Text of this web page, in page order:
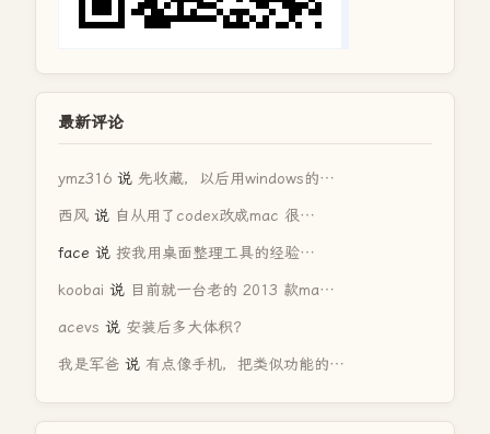
最新评论
ymz316 说 先收藏，以后用windows的…
西风 说 自从用了codex改成mac 很…
face 说 按我用桌面整理工具的经验…
koobai 说 目前就一台老的 2013 款ma…
acevs 说 安装后多大体积？
我是军爸 说 有点像手机，把类似功能的…